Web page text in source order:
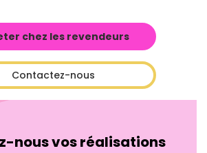
chez les revendeurs
Contactez-nous
nous vos réalisations